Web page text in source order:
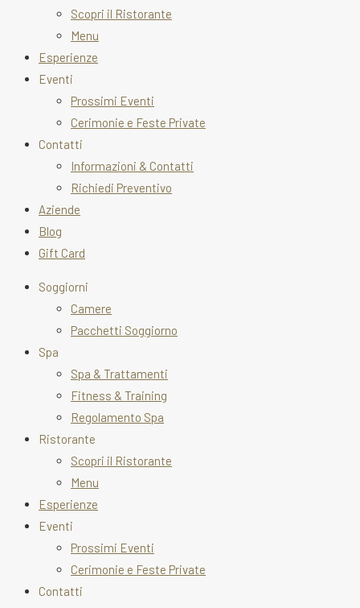
Scopri il Ristorante
Menu
Esperienze
Eventi
Prossimi Eventi
Cerimonie e Feste Private
Contatti
Informazioni & Contatti
Richiedi Preventivo
Aziende
Blog
Gift Card
Soggiorni
Camere
Pacchetti Soggiorno
Spa
Spa & Trattamenti
Fitness & Training
Regolamento Spa
Ristorante
Scopri il Ristorante
Menu
Esperienze
Eventi
Prossimi Eventi
Cerimonie e Feste Private
Contatti